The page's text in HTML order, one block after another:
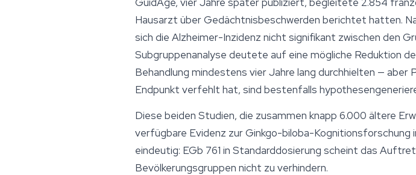
Hausarzt über Gedächtnisbeschwerden berichtet hatten.
sich die Alzheimer-Inzidenz nicht signifikant zwischen den
Subgruppenanalyse deutete auf eine mögliche Reduktion
Behandlung mindestens vier Jahre lang durchhielten —
Endpunkt verfehlt hat, sind bestenfalls
Diese beiden Studien, die zusammen knapp 6.000 ältere
verfügbare Evidenz zur Ginkgo-biloba-
eindeutig: EGb 761 in Standarddosierung scheint das
Bevölkerungsgruppen nicht zu verhindern.